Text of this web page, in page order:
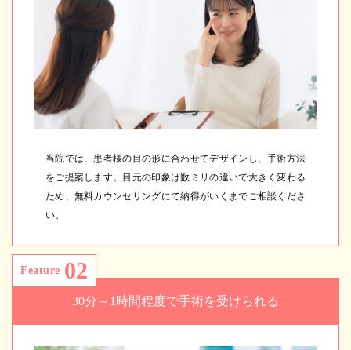
当院では、患者様の目の形に合わせてデザインし、手術方法
をご提案します。目元の印象は数ミリの違いで大きく変わる
ため、無料カウンセリングにて納得がいくまでご相談くださ
い。
Feature 02
30分～1時間程度で手術を受けられる